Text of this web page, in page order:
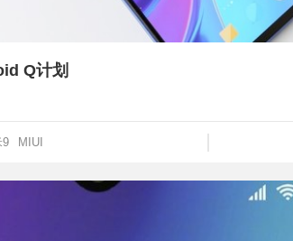
Q计划
9 MIUI